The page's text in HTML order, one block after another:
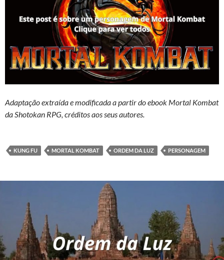
Adaptação extraída e modificada a partir do ebook Mortal Kombat
da Shotokan RPG, créditos aos seus autores.
KUNG FU MORTAL KOMBAT ORDEM DA LUZ PERSONAGEM